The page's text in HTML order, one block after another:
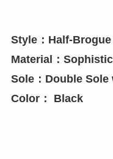
Style：Half-
Material：
Sole：Double
Color： Black